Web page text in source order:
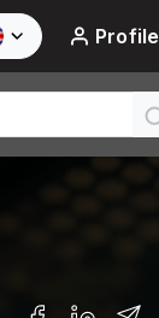
Profile